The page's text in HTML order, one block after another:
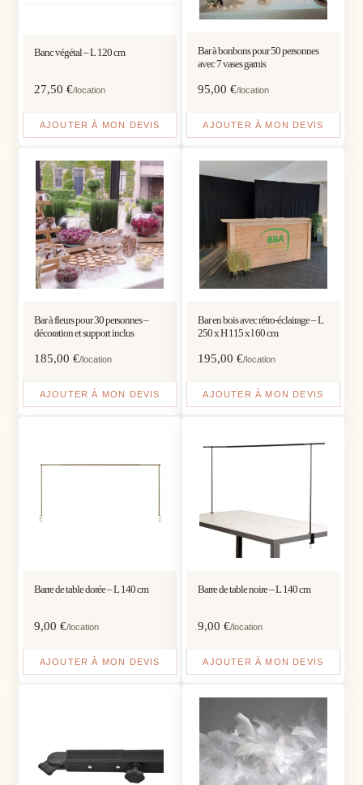
Banc végétal – L 120 cm
27,50€/location
AJOUTER À MON DEVIS
Bar à bonbons pour 50 personnes
avec 7 vases garnis
95,00 €/location
AJOUTER À MON DEVIS
Bar à fleurs pour 30 personnes –
décoration et support inclus
185,00€/location
AJOUTER À MON DEVIS
Bar en bois avec rétro-éclairage – L
250 x H 115 x l 60 cm
195,00 €/location
AJOUTER À MON DEVIS
Barre de table dorée – L 140 cm
9,00€/location
AJOUTER À MON DEVIS
Barre de table noire – L 140 cm
9,00 €/location
AJOUTER À MON DEVIS